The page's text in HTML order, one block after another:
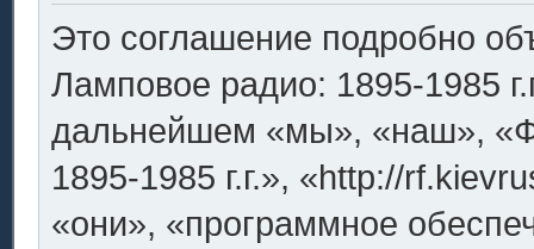
Это соглашение подробно
Ламповое радио: 1895-1985
дальнейшем «мы», «наш»,
1895-1985 г.г.», «http://
«они», «программное